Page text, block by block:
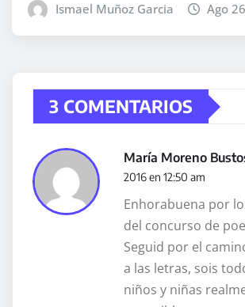
Ismael Muñoz Garcia Ago
3 COMENTARIOS
María Moreno
2016 en 12:50 am
Enhorabuena por
del concurso de
Seguid por el
a las letras, sois
niños y niñas